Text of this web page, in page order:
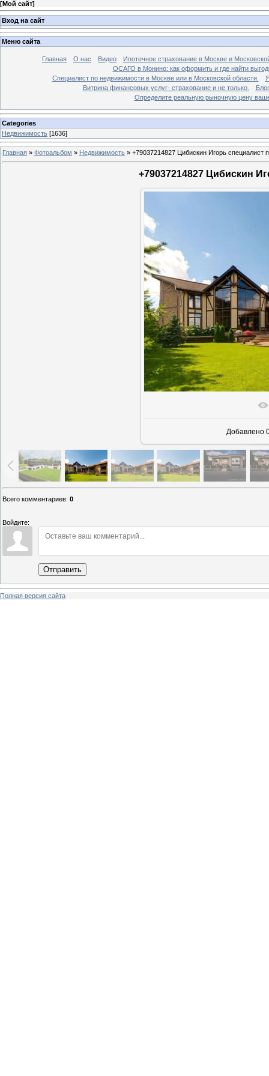
[Мой сайт]
Вход на сайт
Меню сайта
Главная О нас Видео
Ипотечное страхование в Москве и
ОСАГО в Монино: как оформить и где найти
Специалист по недвижимости в Москве или в Московской области.
Витрина финансовых услуг- страхование и не только.
Блог
Определите реальную рыночную цену
Categories
Недвижимость [1636]
Главная » Фотоальбом » Недвижимость » +79037214827 Цибискин Игорь специалист
+79037214827 Цибискин
В
Добавлено
Всего комментариев: 0
Войдите:
Отправить
Полная версия сайта